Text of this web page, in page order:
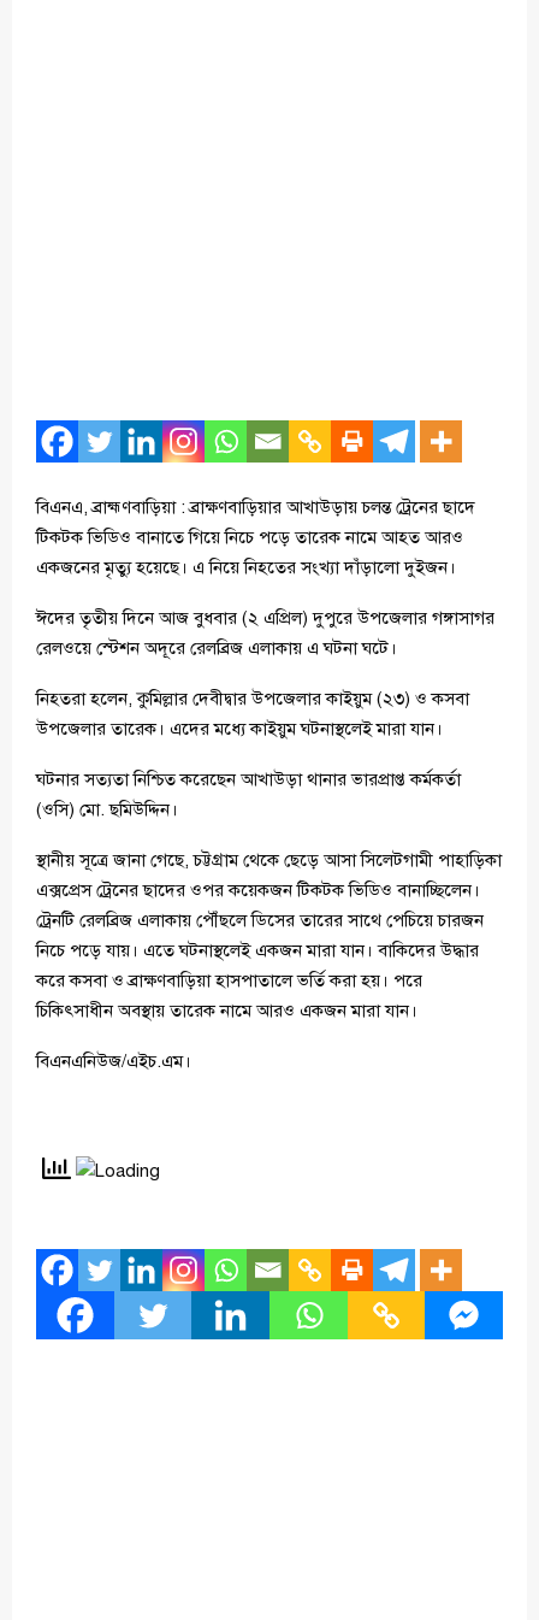
বিএনএ, ব্রাহ্মণবাড়িয়া : ব্রাক্ষণবাড়িয়ার আখাউড়ায় চলন্ত ট্রেনের ছাদে
টিকটক ভিডিও বানাতে গিয়ে নিচে পড়ে তারেক নামে আহত আরও
একজনের মৃত্যু হয়েছে। এ নিয়ে নিহতের সংখ্যা দাঁড়ালো দুইজন।
ঈদের তৃতীয় দিনে আজ বুধবার (২ এপ্রিল) দুপুরে উপজেলার গঙ্গাসাগর
রেলওয়ে স্টেশন অদূরে রেলব্রিজ এলাকায় এ ঘটনা ঘটে।
নিহতরা হলেন, কুমিল্লার দেবীদ্বার উপজেলার কাইয়ুম (২৩) ও কসবা
উপজেলার তারেক। এদের মধ্যে কাইয়ুম ঘটনাস্থলেই মারা যান।
ঘটনার সত্যতা নিশ্চিত করেছেন আখাউড়া থানার ভারপ্রাপ্ত কর্মকর্তা
(ওসি) মো. ছমিউদ্দিন।
স্থানীয় সূত্রে জানা গেছে, চট্টগ্রাম থেকে ছেড়ে আসা সিলেটগামী পাহাড়িকা
এক্সপ্রেস ট্রেনের ছাদের ওপর কয়েকজন টিকটক ভিডিও বানাচ্ছিলেন।
ট্রেনটি রেলব্রিজ এলাকায় পৌঁছলে ডিসের তারের সাথে পেচিয়ে চারজন
নিচে পড়ে যায়। এতে ঘটনাস্থলেই একজন মারা যান। বাকিদের উদ্ধার
করে কসবা ও ব্রাক্ষণবাড়িয়া হাসপাতালে ভর্তি করা হয়। পরে
চিকিৎসাধীন অবস্থায় তারেক নামে আরও একজন মারা যান।
বিএনএনিউজ/এইচ.এম।